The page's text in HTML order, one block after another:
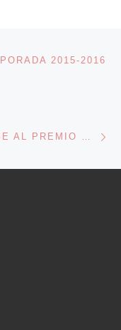
2015-2016
ÚLTIMOS DÍAS PARA INSCRIBIRSE AL PREMIO ESET AL PERIODISMO EN SEGURIDAD INFORMÁTICA